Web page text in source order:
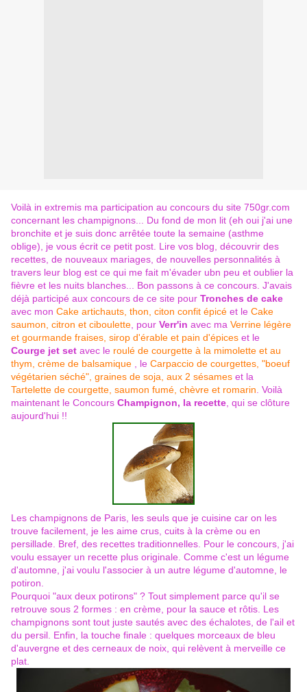
Voilà in extremis ma participation au concours du site 750gr.com
concernant les champignons... Du fond de mon lit (eh oui j'ai une
bronchite et je suis donc arrêtée toute la semaine (asthme
oblige), je vous écrit ce petit post. Lire vos blog, découvrir des
recettes, de nouveaux mariages, de nouvelles personnalités à
travers leur blog est ce qui me fait m'évader ubn peu et oublier la
fièvre et les nuits blanches... Bon passons à ce concours. J'avais
déjà participé aux concours de ce site pour Tronches de cake
avec mon Cake artichauts, thon, citon confit épicé et le Cake
saumon, citron et ciboulette , pour Verr'in avec ma Verrine légère
et gourmande fraises, sirop d'érable et pain d'épices et le
Courge jet set avec le roulé de courgette à la mimolette et au
thym, crème de balsamique
, le Carpaccio de courgettes, "boeuf
végétarien séché", graines de soja, aux 2 sésames et la
Tartelette de courgette, saumon fumé, chèvre et romarin . Voilà
maintenant le Concours Champignon, la recette , qui se clôture
aujourd'hui !!
Les champignons de Paris, les seuls que je cuisine car on les
trouve facilement, je les aime crus, cuits à la crème ou en
persillade. Bref, des recettes traditionnelles. Pour le concours, j'ai
voulu essayer un recette plus originale. Comme c'est un légume
d'automne, j'ai voulu l'associer à un autre légume d'automne, le
potiron.
Pourquoi "aux deux potirons" ? Tout simplement parce qu'il se
retrouve sous 2 formes : en crème, pour la sauce et rôtis. Les
champignons sont tout juste sautés avec des échalotes, de l'ail et
du persil. Enfin, la touche finale : quelques morceaux de bleu
d'auvergne et des cerneaux de noix, qui relèvent à merveille ce
plat.